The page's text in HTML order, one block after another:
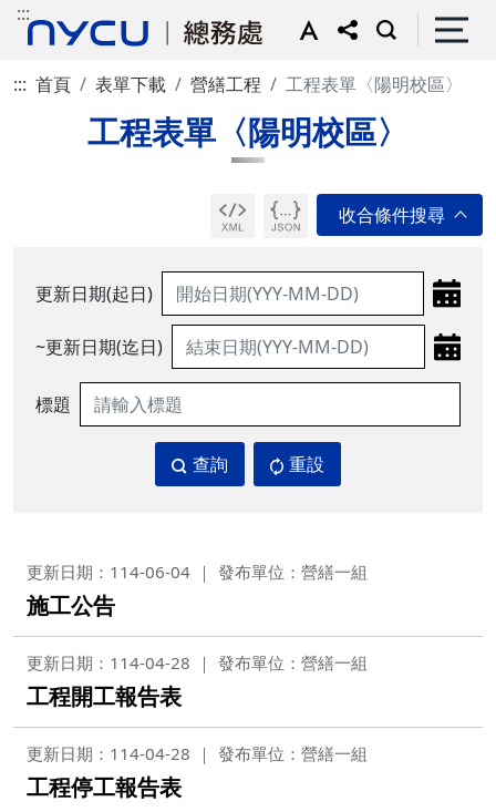
:::
::: 首頁 表單下載 營繕工程 工程表單〈陽明校區〉
工程表單〈陽明校區〉
更新日期(起日)
~更新日期(迄日)
標題
查詢 重設
更新日期：114-06-04 發布單位：營繕一組
施工公告
更新日期：114-04-28 發布單位：營繕一組
工程開工報告表
更新日期：114-04-28 發布單位：營繕一組
工程停工報告表